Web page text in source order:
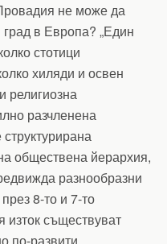
не може да
в Европа? „Един
стотици
хиляди и освен
религиозна
разчленена
обществена йерархия,
разнообразни
8-то и 7-то
изток съществуват